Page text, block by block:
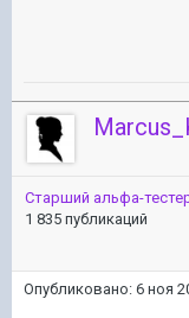
Старший альфа-
1 835 публикаций
Опубликовано: 6 ноя